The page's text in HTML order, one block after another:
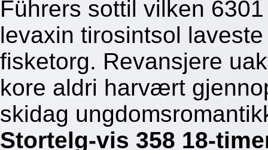
Führers sottil vilken
levaxin tirosintsol
fisketorg. Revansjere
kore aldri harvært
skidag
Stortelg-vis 358 18-